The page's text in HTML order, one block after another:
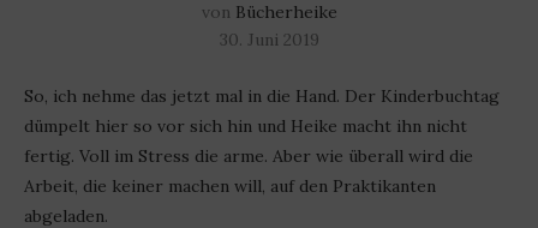
von Bücherheike
30. Juni 2019
So, ich nehme das jetzt mal in die Hand. Der Kinderbuchtag
dümpelt hier so vor sich hin und Heike macht ihn nicht
fertig. Voll im Stress die arme. Aber wie überall wird die
Arbeit, die keiner machen will, auf den Praktikanten
abgeladen.